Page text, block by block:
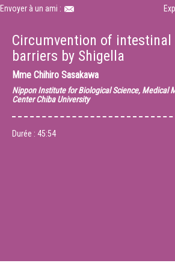
Envoyer à un ami :
Circumvention of intestinal
barriers by Shigella
Mme Chihiro Sasakawa
Nippon Institute for Biological Science, Medical
Center Chiba University
Durée : 45:54